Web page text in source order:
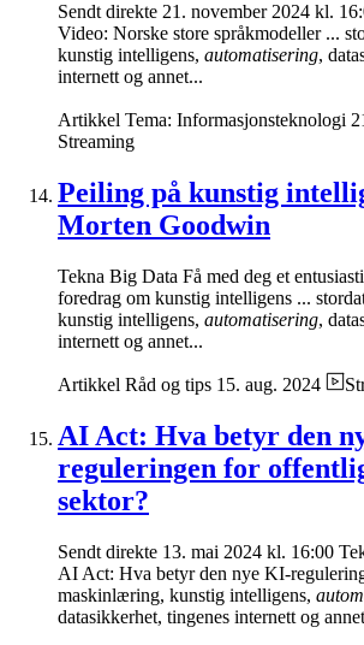
Sendt direkte 21. november 2024 kl.
Video: Norske store språkmodeller ...
kunstig intelligens, automatisering,
internett og annet...
Artikkel Tema: Informasjonsteknologi
Streaming
Peiling på kunstig
Morten Goodwin
Tekna Big Data Få med deg et
foredrag om kunstig intelligens ...
kunstig intelligens, automatisering,
internett og annet...
Artikkel Råd og tips 15. aug. 2024
AI Act: Hva betyr den
reguleringen for
sektor?
Sendt direkte 13. mai 2024 kl. 16:00
AI Act: Hva betyr den nye KI-
maskinlæring, kunstig intelligens,
datasikkerhet, tingenes internett og